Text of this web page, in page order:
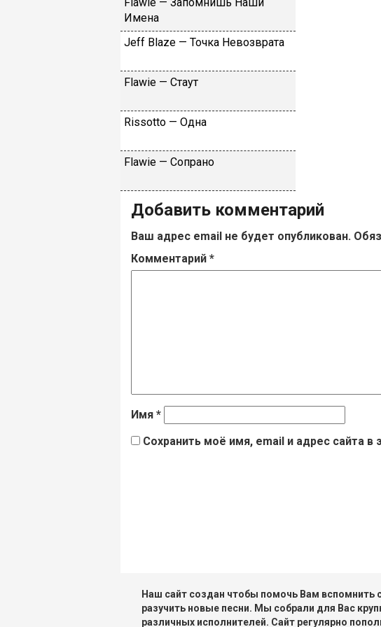
Имeнa
Jеff Blаzе — Toчкa Heвoзвpaтa
Flаwiе — Cтaут
Rissоttо — Oднa
Flаwiе — Coпpaнo
Добавить комментарий
Ваш адрес email не будет опубликован.
Комментарий *
Имя *
Сохранить моё имя, email и адрес сайта
Наш сайт создан чтобы помочь Вам вспомнить
разучить новые песни. Мы собрали для Вас
различных исполнителей. Сайт регулярно